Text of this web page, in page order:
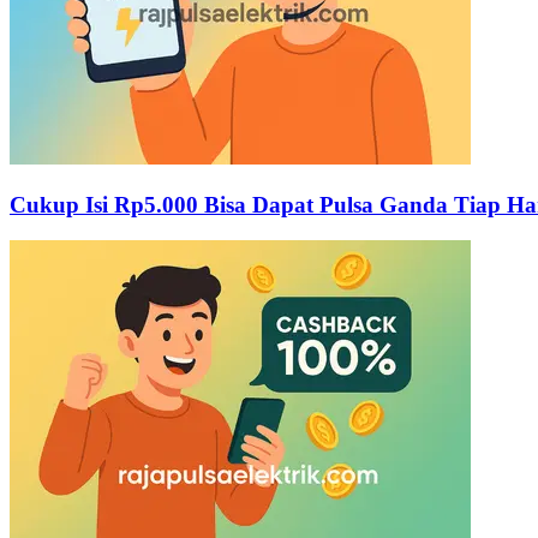
Cukup Isi Rp5.000 Bisa Dapat Pulsa Ganda Tiap